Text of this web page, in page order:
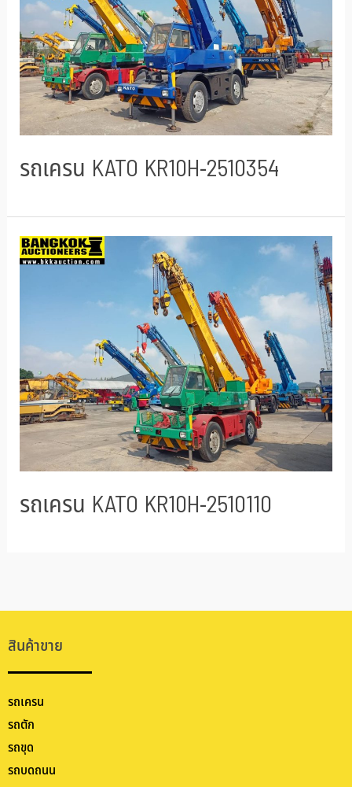
รถเครน KATO KR10H-2510354
รถเครน KATO KR10H-2510110
สินค้าขาย
รถเครน
รถตัก
รถขุด
รถบดถนน